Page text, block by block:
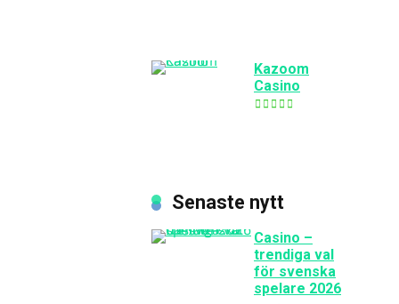
Kazoom
Casino
Senaste nytt
Casino –
trendiga val
för svenska
spelare 2026